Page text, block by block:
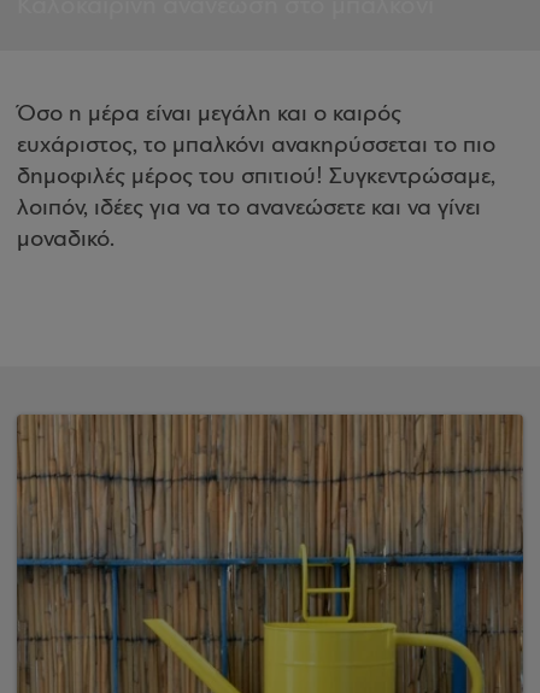
Όσο η μέρα είναι μεγάλη και ο καιρός
ευχάριστος, το μπαλκόνι ανακηρύσσεται το πιο
δημοφιλές μέρος του σπιτιού! Συγκεντρώσαμε,
λοιπόν, ιδέες για να το ανανεώσετε και να γίνει
μοναδικό.